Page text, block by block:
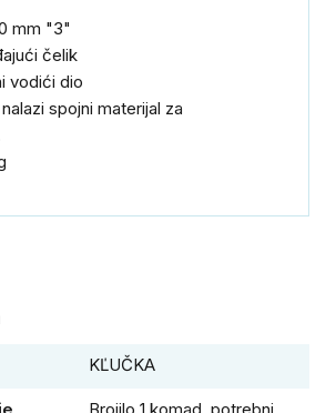
mm "3"
čelik
vodići dio
spojni materijal za
KĽUČKA